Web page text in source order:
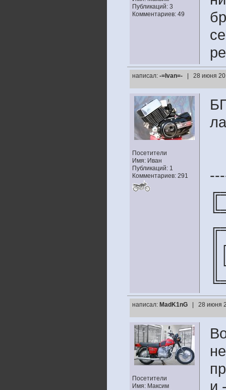
Публикаций: 3
Комментариев: 49
написал: -=Ivan=- | 28 июня
Посетители
Имя: Иван
Публикаций: 1
Комментариев: 291
написал: MadK1nG | 28 июня
Посетители
Имя: Максим
и